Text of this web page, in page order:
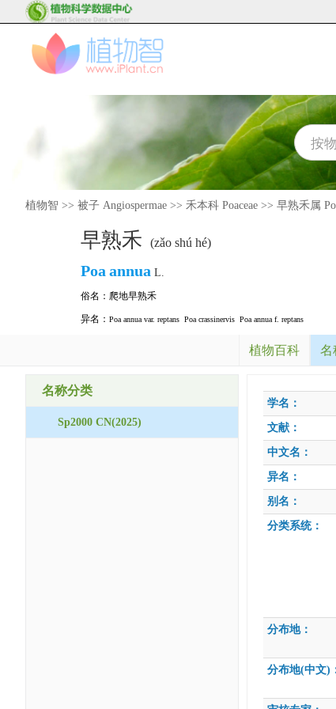
植物智 >> 被子 Angiospermae >> 禾本科 Poaceae >> 早熟禾属
早熟禾 (zǎo shú hé)
Poa annua L.
俗名： 爬地早熟禾
异名： Poa annua var. reptans Poa crassinervis Poa annua f. reptans
植物百科 名
名称分类
Sp2000 CN(2025)
学名：
文献：
中文名：
异名：
别名：
分类系统：
分布地：
分布地(中文)